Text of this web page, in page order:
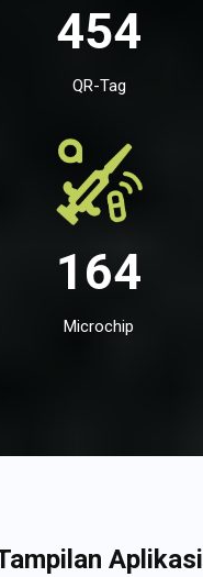
454
QR-Tag
164
Microchip
Aplikasi